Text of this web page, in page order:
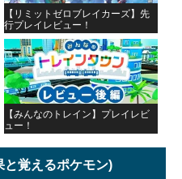
【リミットゼロブレイカーズ】先
行プレイレビュー！
【みんなのトレイン】プレイレビ
ュー！
と覚えるポケモン)